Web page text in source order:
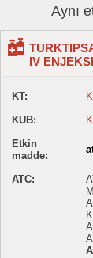
Aynı
IV
KT:
KUB:
Etkin
madde:
ATC: